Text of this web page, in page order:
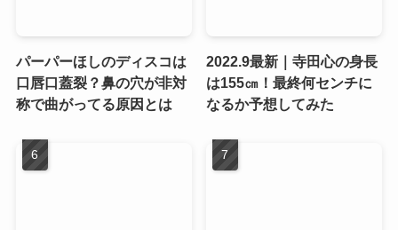
パーパーほしのディスコは
口唇口蓋裂？鼻の穴が非対
称で曲がってる原因とは
2022.9最新｜寺田心の身長
は155㎝！最終何センチに
なるか予想してみた